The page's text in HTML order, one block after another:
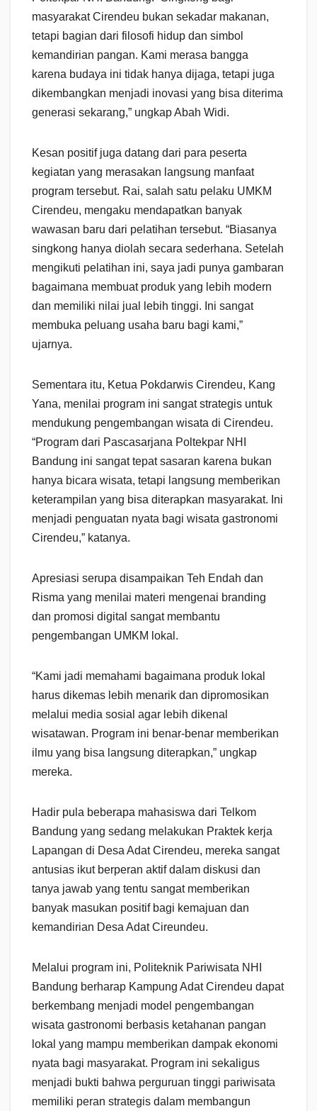
masyarakat Cirendeu bukan sekadar makanan,
tetapi bagian dari filosofi hidup dan simbol
kemandirian pangan. Kami merasa bangga
karena budaya ini tidak hanya dijaga, tetapi juga
dikembangkan menjadi inovasi yang bisa diterima
generasi sekarang,” ungkap Abah Widi.
Kesan positif juga datang dari para peserta
kegiatan yang merasakan langsung manfaat
program tersebut. Rai, salah satu pelaku UMKM
Cirendeu, mengaku mendapatkan banyak
wawasan baru dari pelatihan tersebut. “Biasanya
singkong hanya diolah secara sederhana. Setelah
mengikuti pelatihan ini, saya jadi punya gambaran
bagaimana membuat produk yang lebih modern
dan memiliki nilai jual lebih tinggi. Ini sangat
membuka peluang usaha baru bagi kami,”
ujarnya.
Sementara itu, Ketua Pokdarwis Cirendeu, Kang
Yana, menilai program ini sangat strategis untuk
mendukung pengembangan wisata di Cirendeu.
“Program dari Pascasarjana Poltekpar NHI
Bandung ini sangat tepat sasaran karena bukan
hanya bicara wisata, tetapi langsung memberikan
keterampilan yang bisa diterapkan masyarakat. Ini
menjadi penguatan nyata bagi wisata gastronomi
Cirendeu,” katanya.
Apresiasi serupa disampaikan Teh Endah dan
Risma yang menilai materi mengenai branding
dan promosi digital sangat membantu
pengembangan UMKM lokal.
“Kami jadi memahami bagaimana produk lokal
harus dikemas lebih menarik dan dipromosikan
melalui media sosial agar lebih dikenal
wisatawan. Program ini benar-benar memberikan
ilmu yang bisa langsung diterapkan,” ungkap
mereka.
Hadir pula beberapa mahasiswa dari Telkom
Bandung yang sedang melakukan Praktek kerja
Lapangan di Desa Adat Cirendeu, mereka sangat
antusias ikut berperan aktif dalam diskusi dan
tanya jawab yang tentu sangat memberikan
banyak masukan positif bagi kemajuan dan
kemandirian Desa Adat Cireundeu.
Melalui program ini, Politeknik Pariwisata NHI
Bandung berharap Kampung Adat Cirendeu dapat
berkembang menjadi model pengembangan
wisata gastronomi berbasis ketahanan pangan
lokal yang mampu memberikan dampak ekonomi
nyata bagi masyarakat. Program ini sekaligus
menjadi bukti bahwa perguruan tinggi pariwisata
memiliki peran strategis dalam membangun